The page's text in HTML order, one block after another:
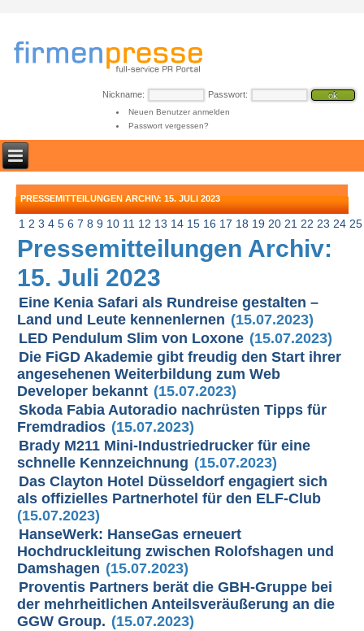
Nickname: Passwort:
Neuen Benutzer anmelden
Passwort vergessen?
PRESSEMITTEILUNGEN ARCHIV: 15. JULI 2023
1 2 3 4 5 6 7 8 9 10 11 12 13 14 15 16 17 18 19 20 21 22 23 24 25
Pressemitteilungen Archiv:
15. Juli 2023
Eine Kenia Safari als Rundreise gestalten –
Land und Leute kennenlernen (15.07.2023)
LED Pendulum Slim von Loxone (15.07.2023)
Die FiGD Akademie gibt freudig den Start ihrer
angesehenen Weiterbildung zum Web
Developer bekannt (15.07.2023)
Skoda Fabia Autoradio nachrüsten Tipps für
Fremdradios (15.07.2023)
Brady M211 Mini-Industriedrucker für eine
schnelle Kennzeichnung (15.07.2023)
Das Clayton Hotel Düsseldorf engagiert sich
als offizielles Partnerhotel für den ELF-Club
(15.07.2023)
HanseWerk: HanseGas erneuert
Hochdruckleitung zwischen Rolofshagen und
Damshagen (15.07.2023)
Proventis Partners berät die GBH-Gruppe bei
der mehrheitlichen Anteilsveräußerung an die
GGW Group. (15.07.2023)